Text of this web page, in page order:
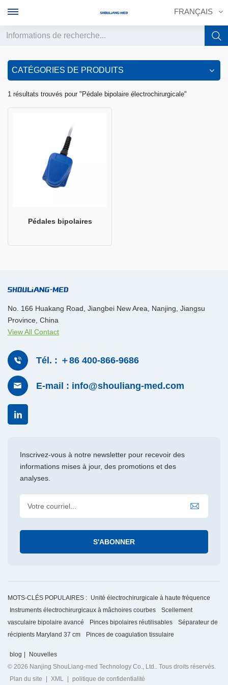
FRANÇAIS
English
français
CATÉGORIES DE PRODUITS
1 résultats trouvés pour "Pédale bipolaire électrochirurgicale"
Pédales bipolaires
No. 166 Huakang Road, Jiangbei New Area, Nanjing, Jiangsu
Province, China
View All Contact
Tél. : ＋86 400-866-9686
E-mail : info@shouliang-med.com
Inscrivez-vous à notre newsletter pour recevoir des
informations mises à jour, des promotions et des
analyses.
MOTS-CLÉS POPULAIRES : Unité électrochirurgicale à haute fréquence
Instruments électrochirurgicaux à mâchoires courbes
Scellement
vasculaire bipolaire avancé
Pinces bipolaires réutilisables
Séparateur de
récipients Maryland 37 cm
Pinces de coagulation tissulaire
blog |
Nouvelles
© 2026 Nanjing ShouLiang-med Technology Co., Ltd.. Tous droits réservés.
Plan du site
| XML | politique de confidentialité